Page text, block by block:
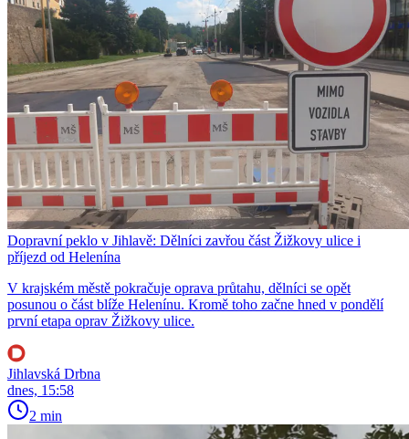
Dopravní peklo v Jihlavě: Dělníci zavřou část Žižkovy ulice i
příjezd od Helenína
V krajském městě pokračuje oprava průtahu, dělníci se opět
posunou o část blíže Helenínu. Kromě toho začne hned v pondělí
první etapa oprav Žižkovy ulice.
Jihlavská Drbna
dnes, 15:58
2 min